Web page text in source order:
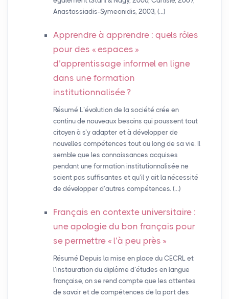
Anastassiadis-Symeonidis, 2003, (…)
Apprendre à apprendre : quels rôles
pour des « espaces »
d’apprentissage informel en ligne
dans une formation
institutionnalisée?
Résumé L’évolution de la société crée en
continu de nouveaux besoins qui poussent tout
citoyen à s’y adapter et à développer de
nouvelles compétences tout au long de sa vie. Il
semble que les connaissances acquises
pendant une formation institutionnalisée ne
soient pas suffisantes et qu’il y ait la nécessité
de développer d’autres compétences. (…)
Français en contexte universitaire :
une apologie du bon français pour
se permettre « l’à peu près »
Résumé Depuis la mise en place du CECRL et
l’instauration du diplôme d’études en langue
française, on se rend compte que les attentes
de savoir et de compétences de la part des